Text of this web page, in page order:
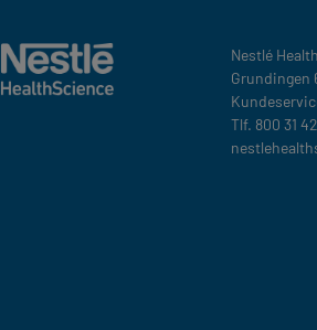
Nestlé
Grundingen
Tlf. 800 31